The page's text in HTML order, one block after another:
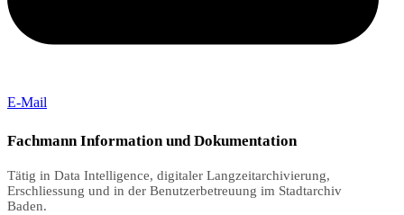
E-Mail
Fachmann Information und Dokumentation
Tätig in Data Intelligence, digitaler Langzeitarchivierung,
Erschliessung und in der Benutzerbetreuung im Stadtarchiv
Baden.